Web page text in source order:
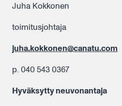
Juha Kokkonen
toimitusjohtaja
juha.kokkonen@canatu.com
p. 040 543 0367
Hyväksytty neuvonantaja